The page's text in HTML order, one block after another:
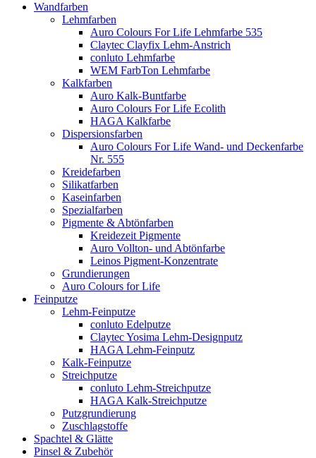
Wandfarben
Lehmfarben
Auro Colours For Life Lehmfarbe 535
Claytec Clayfix Lehm-Anstrich
conluto Lehmfarbe
WEM FarbTon Lehmfarbe
Kalkfarben
Auro Kalk-Buntfarbe
Auro Colours For Life Ecolith
HAGA Kalkfarbe
Dispersionsfarben
Auro Colours For Life Wand- und Deckenfarbe
Nr. 555
Kreidefarben
Silikatfarben
Kaseinfarben
Spezialfarben
Pigmente & Abtönfarben
Kreidezeit Pigmente
Auro Vollton- und Abtönfarbe
Leinos Pigment-Konzentrate
Grundierungen
Auro Colours for Life
Feinputze
Lehm-Feinputze
conluto Edelputze
Claytec Yosima Lehm-Designputz
HAGA Lehm-Feinputz
Kalk-Feinputze
Streichputze
conluto Lehm-Streichputze
HAGA Kalk-Streichputze
Putzgrundierung
Zuschlagstoffe
Spachtel & Glätte
Pinsel & Zubehör